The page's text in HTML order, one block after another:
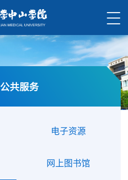
公共服务
电子资源
网上图书馆